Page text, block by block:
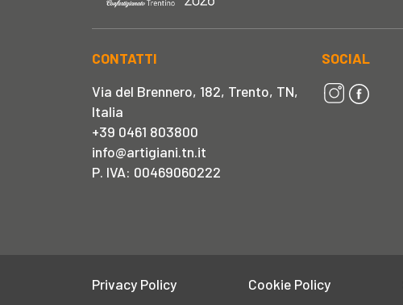
CONTATTI
Via del Brennero, 182, Trento, TN,
Italia
+39 0461 803800
info@artigiani.tn.it
P. IVA: 00469060222
SOCIAL
Privacy Policy Cookie Policy